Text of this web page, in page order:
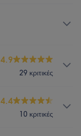
4.9
29 κριτικές
4.4
10 κριτικές